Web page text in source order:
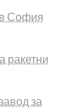
в София
ракетни
за